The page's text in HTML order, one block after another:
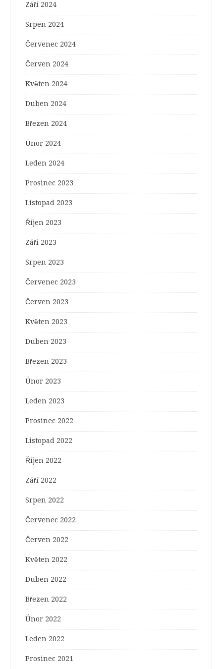
Září 2024
Srpen 2024
Červenec 2024
Červen 2024
Květen 2024
Duben 2024
Březen 2024
Únor 2024
Leden 2024
Prosinec 2023
Listopad 2023
Říjen 2023
Září 2023
Srpen 2023
Červenec 2023
Červen 2023
Květen 2023
Duben 2023
Březen 2023
Únor 2023
Leden 2023
Prosinec 2022
Listopad 2022
Říjen 2022
Září 2022
Srpen 2022
Červenec 2022
Červen 2022
Květen 2022
Duben 2022
Březen 2022
Únor 2022
Leden 2022
Prosinec 2021